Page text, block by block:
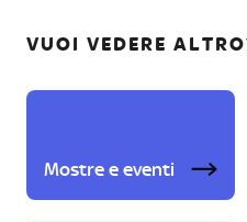
VUOI VEDERE
Mostre e eventi